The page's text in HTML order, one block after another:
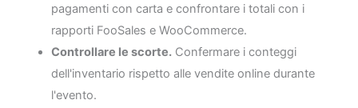
pagamenti con carta e confrontare i totali con i
rapporti FooSales e WooCommerce.
Controllare le scorte.Confermare i conteggi
dell'inventario rispetto alle vendite online durante
l'evento.